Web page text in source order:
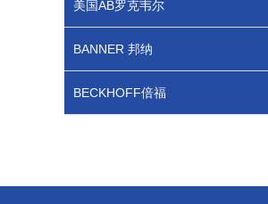
美国AB罗克韦尔
BANNER 邦纳
BECKHOFF倍福